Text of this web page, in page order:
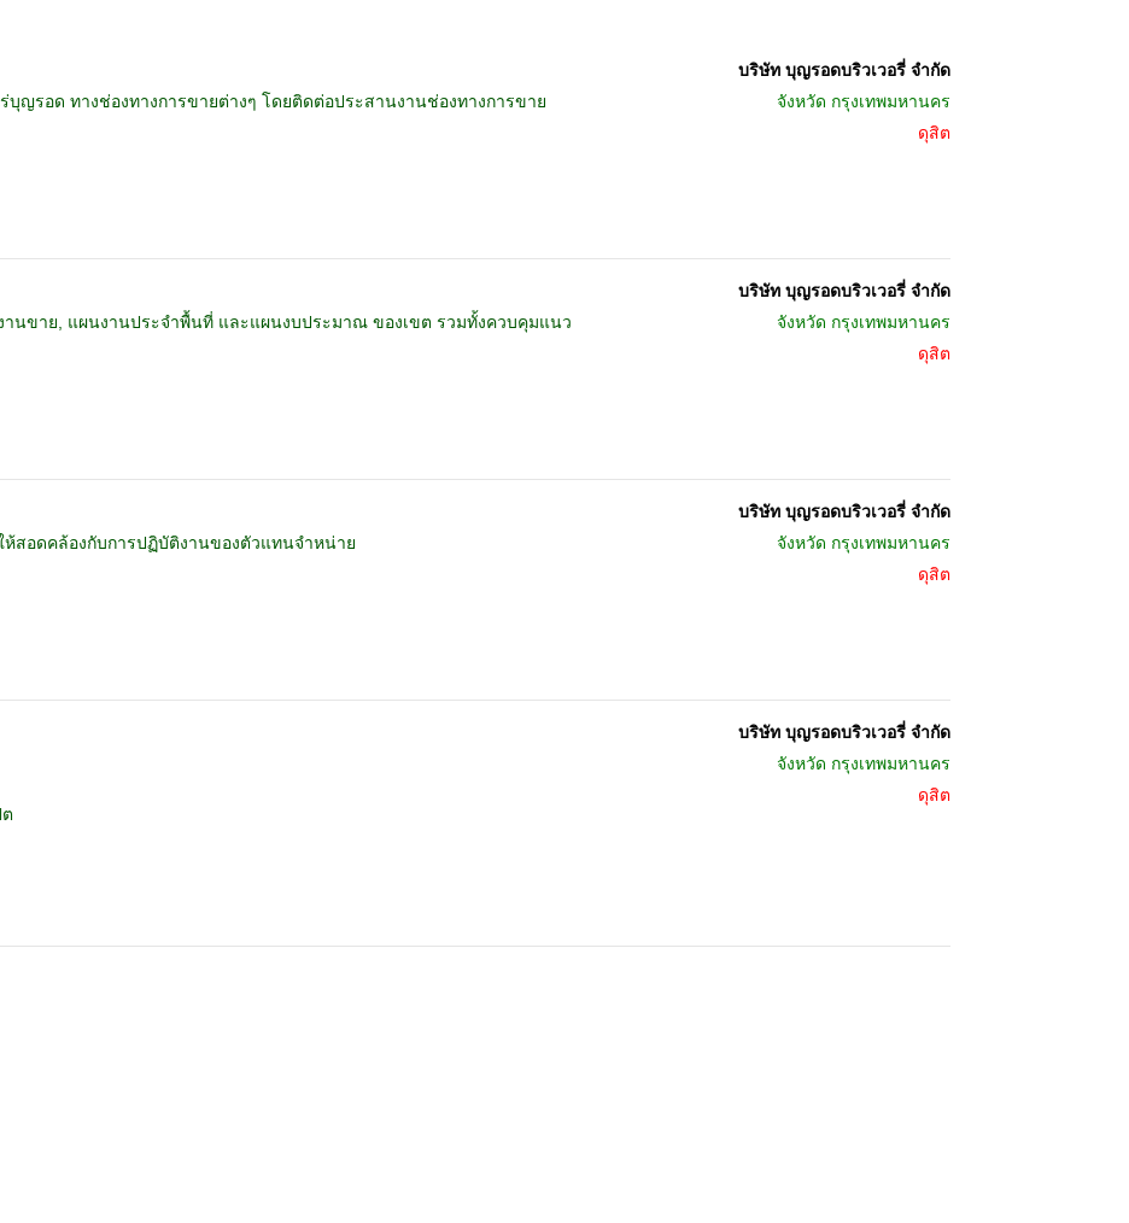
ญรอด ทางช่องทางการขายต่างๆ โดยติดต่อประสานงานช่องทางการขาย
บริษัท บุญรอดบริวเวอรี่ จำกัด
จังหวัด กรุงเทพมหานคร
ดุสิต
นขาย, แผนงานประจำพื้นที่ และแผนงบประมาณ ของเขต รวมทั้งควบคุมแนว
บริษัท บุญรอดบริวเวอรี่ จำกัด
จังหวัด กรุงเทพมหานคร
ดุสิต
อดคล้องกับการปฏิบัติงานของตัวแทนจำหน่าย
บริษัท บุญรอดบริวเวอรี่ จำกัด
จังหวัด กรุงเทพมหานคร
ดุสิต
บริษัท บุญรอดบริวเวอรี่ จำกัด
จังหวัด กรุงเทพมหานคร
ดุสิต